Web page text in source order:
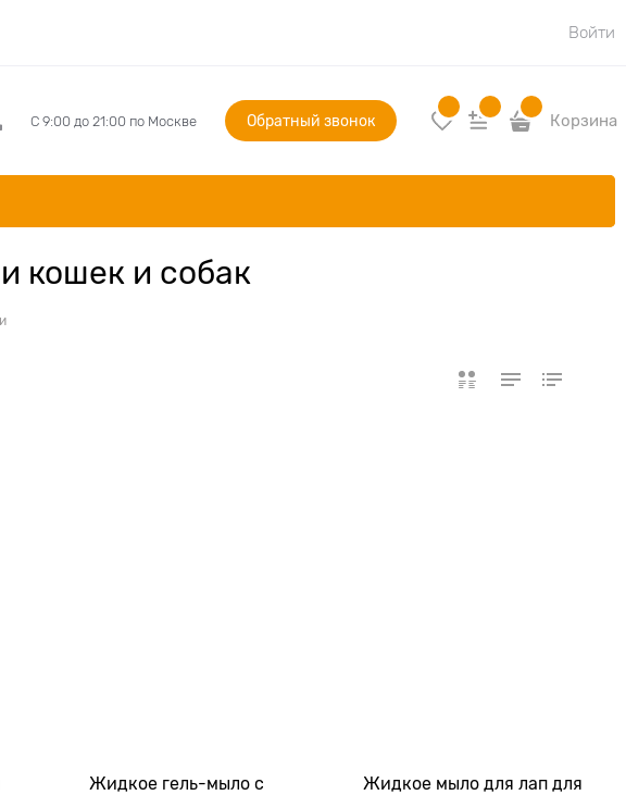
Войти
С 9:00 до 21:00 по Москве Обратный звонок Корзина
кошек и собак
Жидкое гель-мыло с
Жидкое мыло для лап для